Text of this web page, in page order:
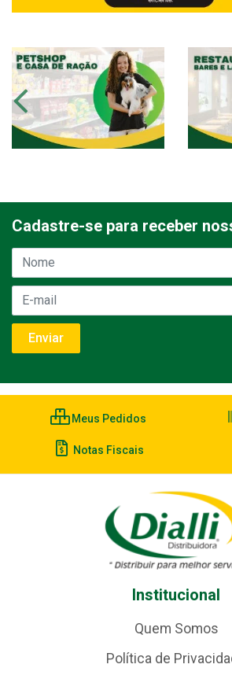
Cadastre-se para receber
Meus Pedidos
Notas Fiscais
Institucional
Quem Somos
Política de